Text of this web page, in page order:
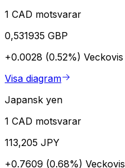
1 CAD motsvarar
0,531935 GBP
+0.0028 (0.52%) Veckovis
Visa diagram
Japansk yen
1 CAD motsvarar
113,205 JPY
+0.7609 (0.68%) Veckovis